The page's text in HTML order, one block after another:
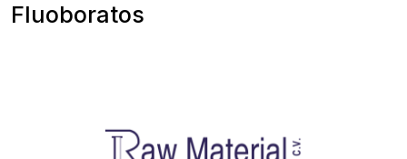
Fluoboratos